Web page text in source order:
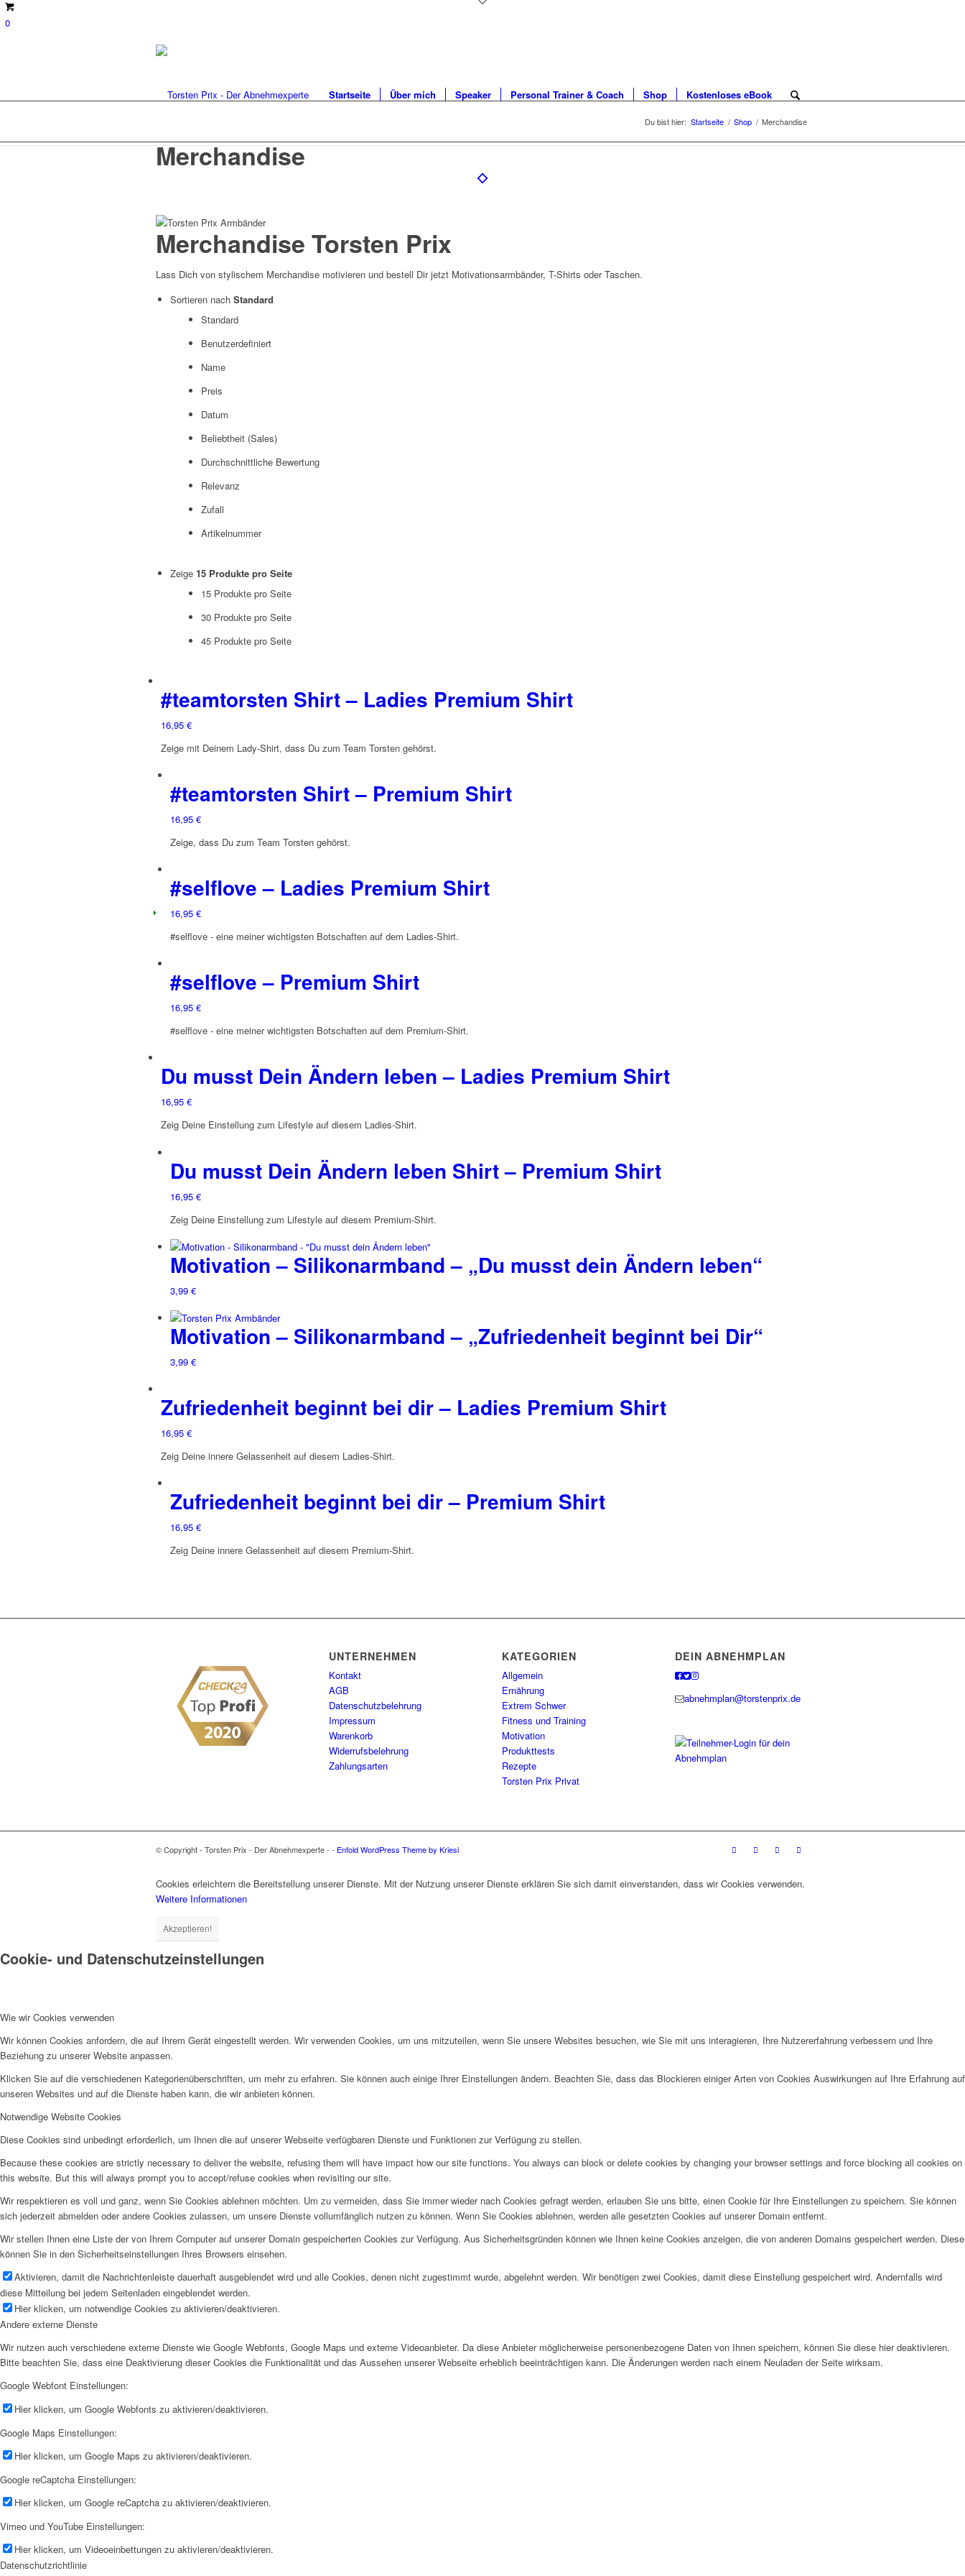
0
Startseite Über mich Speaker Personal Trainer & Coach Shop Kostenloses eBook
Du bist hier: Startseite / Shop / Merchandise
Merchandise
Merchandise Torsten Prix
Lass Dich von stylischem Merchandise motivieren und bestell Dir jetzt Motivationsarmbänder, T-Shirts oder Taschen.
Sortieren nach Standard
Standard
Benutzerdefiniert
Name
Preis
Datum
Beliebtheit (Sales)
Durchschnittliche Bewertung
Relevanz
Zufall
Artikelnummer
Zeige 15 Produkte pro Seite
15 Produkte pro Seite
30 Produkte pro Seite
45 Produkte pro Seite
#teamtorsten Shirt – Ladies Premium Shirt
16,95 €
Zeige mit Deinem Lady-Shirt, dass Du zum Team Torsten gehörst.
#teamtorsten Shirt – Premium Shirt
16,95 €
Zeige, dass Du zum Team Torsten gehörst.
#selflove – Ladies Premium Shirt
16,95 €
#selflove - eine meiner wichtigsten Botschaften auf dem Ladies-Shirt.
#selflove – Premium Shirt
16,95 €
#selflove - eine meiner wichtigsten Botschaften auf dem Premium-Shirt.
Du musst Dein Ändern leben – Ladies Premium Shirt
16,95 €
Zeig Deine Einstellung zum Lifestyle auf diesem Ladies-Shirt.
Du musst Dein Ändern leben Shirt – Premium Shirt
16,95 €
Zeig Deine Einstellung zum Lifestyle auf diesem Premium-Shirt.
Motivation – Silikonarmband – „Du musst dein Ändern leben“
3,99 €
Motivation – Silikonarmband – „Zufriedenheit beginnt bei Dir“
3,99 €
Zufriedenheit beginnt bei dir – Ladies Premium Shirt
16,95 €
Zeig Deine innere Gelassenheit auf diesem Ladies-Shirt.
Zufriedenheit beginnt bei dir – Premium Shirt
16,95 €
Zeig Deine innere Gelassenheit auf diesem Premium-Shirt.
UNTERNEHMEN
Kontakt
AGB
Datenschutzbelehrung
Impressum
Warenkorb
Widerrufsbelehrung
Zahlungsarten
KATEGORIEN
Allgemein
Ernährung
Extrem Schwer
Fitness und Training
Motivation
Produkttests
Rezepte
Torsten Prix Privat
DEIN ABNEHMPLAN
abnehmplan@torstenprix.de
© Copyright - Torsten Prix - Der Abnehmexperte - - Enfold WordPress Theme by Kriesi
Cookies erleichtern die Bereitstellung unserer Dienste. Mit der Nutzung unserer Dienste erklären Sie sich damit einverstanden, dass wir Cookies verwenden.
Weitere Informationen
Akzeptieren!
Cookie- und Datenschutzeinstellungen
Wie wir Cookies verwenden
Wir können Cookies anfordern, die auf Ihrem Gerät eingestellt werden. Wir verwenden Cookies, um uns mitzuteilen, wenn Sie unsere Websites besuchen, wie Sie mit uns interagieren, Ihre Nutzererfahrung verbessern und Ihre
Beziehung zu unserer Website anpassen.
Klicken Sie auf die verschiedenen Kategorienüberschriften, um mehr zu erfahren. Sie können auch einige Ihrer Einstellungen ändern. Beachten Sie, dass das Blockieren einiger Arten von Cookies Auswirkungen auf Ihre Erfahrung auf
unseren Websites und auf die Dienste haben kann, die wir anbieten können.
Notwendige Website Cookies
Diese Cookies sind unbedingt erforderlich, um Ihnen die auf unserer Webseite verfügbaren Dienste und Funktionen zur Verfügung zu stellen.
Because these cookies are strictly necessary to deliver the website, refusing them will have impact how our site functions. You always can block or delete cookies by changing your browser settings and force blocking all cookies on
this website. But this will always prompt you to accept/refuse cookies when revisiting our site.
Wir respektieren es voll und ganz, wenn Sie Cookies ablehnen möchten. Um zu vermeiden, dass Sie immer wieder nach Cookies gefragt werden, erlauben Sie uns bitte, einen Cookie für Ihre Einstellungen zu speichern. Sie können
sich jederzeit abmelden oder andere Cookies zulassen, um unsere Dienste vollumfänglich nutzen zu können. Wenn Sie Cookies ablehnen, werden alle gesetzten Cookies auf unserer Domain entfernt.
Wir stellen Ihnen eine Liste der von Ihrem Computer auf unserer Domain gespeicherten Cookies zur Verfügung. Aus Sicherheitsgründen können wie Ihnen keine Cookies anzeigen, die von anderen Domains gespeichert werden. Diese
können Sie in den Sicherheitseinstellungen Ihres Browsers einsehen.
Aktivieren, damit die Nachrichtenleiste dauerhaft ausgeblendet wird und alle Cookies, denen nicht zugestimmt wurde, abgelehnt werden. Wir benötigen zwei Cookies, damit diese Einstellung gespeichert wird. Andernfalls wird
diese Mitteilung bei jedem Seitenladen eingeblendet werden.
Hier klicken, um notwendige Cookies zu aktivieren/deaktivieren.
Andere externe Dienste
Wir nutzen auch verschiedene externe Dienste wie Google Webfonts, Google Maps und externe Videoanbieter. Da diese Anbieter möglicherweise personenbezogene Daten von Ihnen speichern, können Sie diese hier deaktivieren.
Bitte beachten Sie, dass eine Deaktivierung dieser Cookies die Funktionalität und das Aussehen unserer Webseite erheblich beeinträchtigen kann. Die Änderungen werden nach einem Neuladen der Seite wirksam.
Google Webfont Einstellungen:
Hier klicken, um Google Webfonts zu aktivieren/deaktivieren.
Google Maps Einstellungen:
Hier klicken, um Google Maps zu aktivieren/deaktivieren.
Google reCaptcha Einstellungen:
Hier klicken, um Google reCaptcha zu aktivieren/deaktivieren.
Vimeo und YouTube Einstellungen:
Hier klicken, um Videoeinbettungen zu aktivieren/deaktivieren.
Datenschutzrichtlinie